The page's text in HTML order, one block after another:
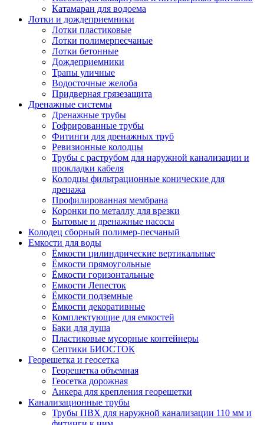
Катамаран для водоема
Лотки и дождеприемники
Лотки пластиковые
Лотки полимерпесчаные
Лотки бетонные
Дождеприемники
Трапы уличные
Водосточные желоба
Придверная грязезащита
Дренажные системы
Дренажные трубы
Гофрированные трубы
Фитинги для дренажных труб
Ревизионные колодцы
Трубы с раструбом для наружной канализации и
прокладки кабеля
Колодцы фильтрационные конические для
дренажа
Профилированная мембрана
Коронки по металлу для врезки
Бытовые и дренажные насосы
Колодец сборный полимер-песчаный
Емкости для воды
Ёмкости цилиндрические вертикальные
Ёмкости прямоугольные
Ёмкости горизонтальные
Емкости Лепесток
Ёмкости подземные
Ёмкости декоративные
Комплектующие для емкостей
Баки для душа
Пластиковые мусорные контейнеры
Септики БИОСТОК
Георешетка и геосетка
Георешетка объемная
Геосетка дорожная
Анкера для крепления георешетки
Канализационные трубы
Трубы ПВХ для наружной канализации 110 мм и